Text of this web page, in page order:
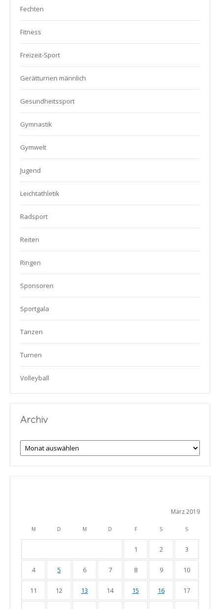
Fechten
Fitness
Freizeit-Sport
Gerätturnen männlich
Gesundheitssport
Gymnastik
Gymwelt
Jugend
Leichtathletik
Radsport
Reiten
Ringen
Sponsoren
Sportgala
Tanzen
Turnen
Volleyball
Archiv
Archiv
März 2019
M D M D F S S
1 2 3
4 5 6 7 8 9 10
11 12 13 14 15 16 17